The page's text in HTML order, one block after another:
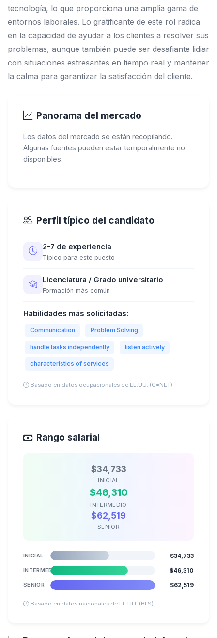
tecnología, lo que proporciona una amplia gama de
entornos laborales. Lo gratificante de este rol radica
en la capacidad de ayudar a los clientes a resolver sus
problemas, aunque también puede ser desafiante lidiar
con situaciones estresantes en tiempo real y mantener
la calma para garantizar la satisfacción del cliente.
Panorama del mercado
Los datos del mercado se están recopilando.
Algunas fuentes pueden estar temporalmente no
disponibles.
Perfil típico del candidato
2-7 de experiencia
Típico para este puesto
Licenciatura / Grado universitario
Formación más común
Habilidades más solicitadas:
Communication Problem Solving
handle tasks independently listen actively
characteristics of services
Basado en datos ocupacionales de EE.UU. (O*NET)
Rango salarial
$34,733
INICIAL
$46,310
INTERMEDIO
$62,519
SENIOR
INICIAL $34,733
INTERMEDIO $46,310
SENIOR $62,519
Basado en datos nacionales de EE.UU. (BLS)